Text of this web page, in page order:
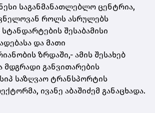
საგანმანათლებლო ცენტრია,
როლს ასრულებს
შესაბამისი
და მათი
ზრდაში,- ამის შესახებ
მდგრადი განვითარების
საზღვაო ტრანსპორტის
ივანე აბაშიძემ განაცხადა.